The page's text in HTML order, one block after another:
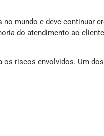
mundo e deve continuar
do atendimento ao
riscos envolvidos. Um